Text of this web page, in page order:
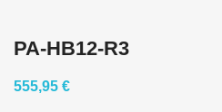
PA-HB12-R3
555,95 €